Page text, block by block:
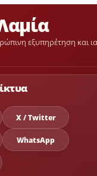
εξυπηρέτηση και
X / Twitter
WhatsApp